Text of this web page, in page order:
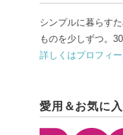
シンプルに暮らす
ものを少しずつ。
詳しくはプロフィ
愛用＆お気に